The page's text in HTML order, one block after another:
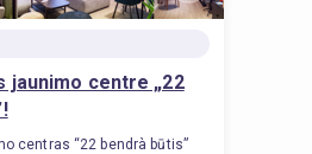
jaunimo centre „22
centras “22 bendrà būtis”